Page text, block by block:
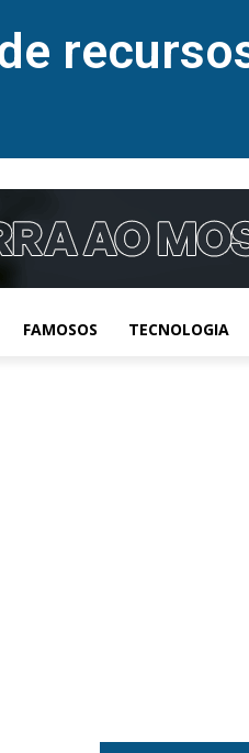
FAMOSOS TECNOLOGIA